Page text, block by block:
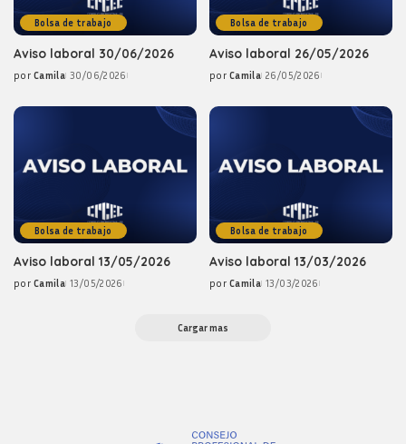
Bolsa de trabajo
Aviso laboral 30/06/2026
Posted
por Camila 30/06/2026
Bolsa de trabajo
Aviso laboral 26/05/2026
Posted
por Camila 26/05/2026
Bolsa de trabajo
Aviso laboral 13/05/2026
Posted
por Camila 13/05/2026
Bolsa de trabajo
Aviso laboral 13/03/2026
Posted
por Camila 13/03/2026
Cargar mas